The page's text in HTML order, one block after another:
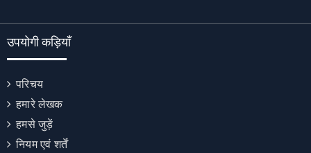
उपयोगी कड़ियाँ
परिचय
हमारे लेखक
हमसे जुड़ें
नियम एवं शर्तें